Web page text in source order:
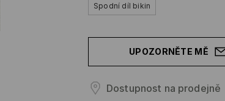
Spodní díl bikin
UPOZORNĚTE MĚ
Dostupnost na prodejně